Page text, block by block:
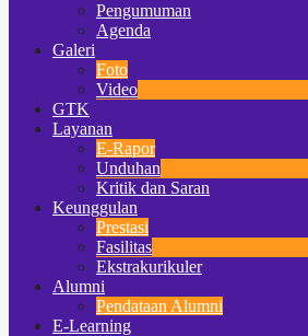
Pengumuman
Agenda
Galeri
Foto
Video
GTK
Layanan
E-Rapor
Unduhan
Kritik dan Saran
Keunggulan
Prestasi
Fasilitas
Ekstrakurikuler
Alumni
Pendataan Alumni
E-Learning